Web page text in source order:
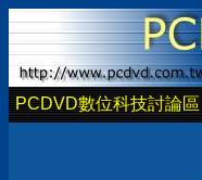
PCDVD數位科技討論區